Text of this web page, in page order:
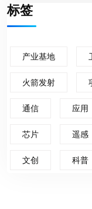
标签
产业基地
火箭发射
通信 应用
芯片 遥感
文创 科普